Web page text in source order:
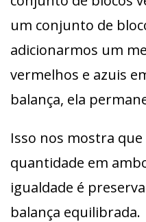
um conjunto de
adicionarmos um
vermelhos e azuis
balança, ela
Isso nos mostra
quantidade em
igualdade é
balança equilibrada.